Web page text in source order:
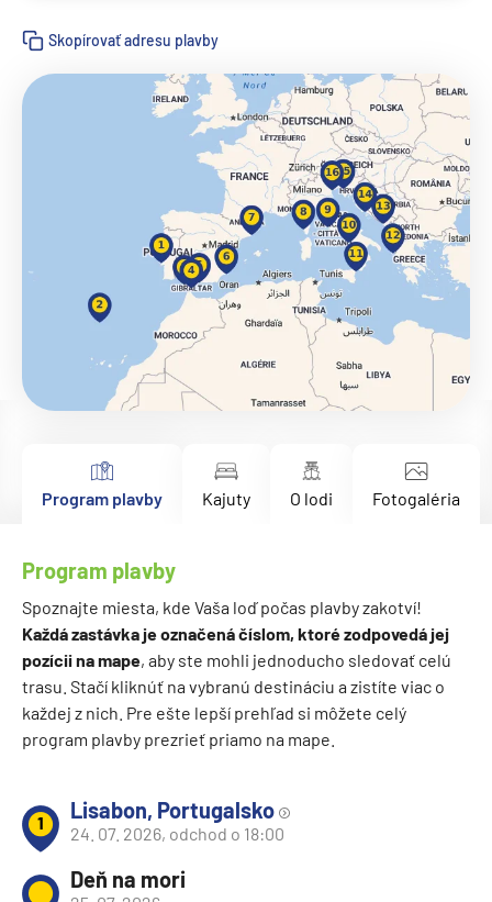
Skopírovať adresu plavby
Program plavby Kajuty O lodi Fotogaléria
Program plavby
Spoznajte miesta, kde Vaša loď počas plavby zakotví!
Každá zastávka je označená číslom, ktoré zodpovedá jej
pozícii na mape, aby ste mohli jednoducho sledovať celú
trasu. Stačí kliknúť na vybranú destináciu a zistíte viac o
každej z nich. Pre ešte lepší prehľad si môžete celý
program plavby prezrieť priamo na mape.
1 Lisabon, Portugalsko
24. 07. 2026, odchod o 18:00
Deň na mori